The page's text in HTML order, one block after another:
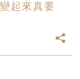
起來真要